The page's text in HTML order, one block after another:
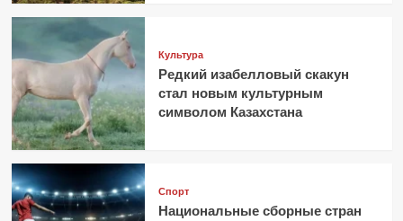
Культура
Редкий изабелловый скакун
стал новым культурным
символом Казахстана
Спорт
Национальные сборные стран